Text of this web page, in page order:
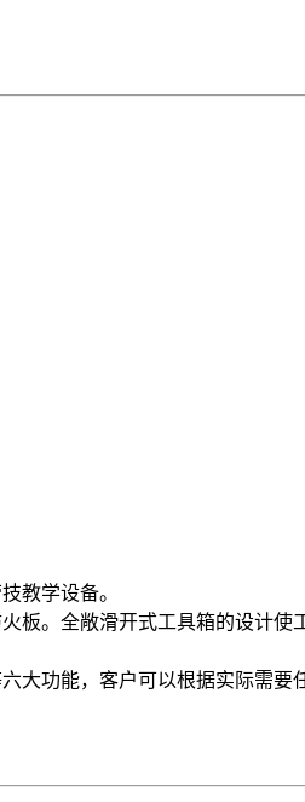
教学设备。
板。全敞滑开式工具箱的设计
大功能，客户可以根据实际需要